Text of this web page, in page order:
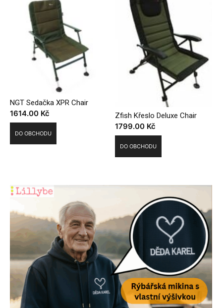
NGT Sedačka XPR Chair
1614.00 Kč
DO OBCHODU
Zfish Křeslo Deluxe Chair
1799.00 Kč
DO OBCHODU